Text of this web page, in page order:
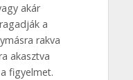
akár
a
rakva
akasztva
figyelmet.